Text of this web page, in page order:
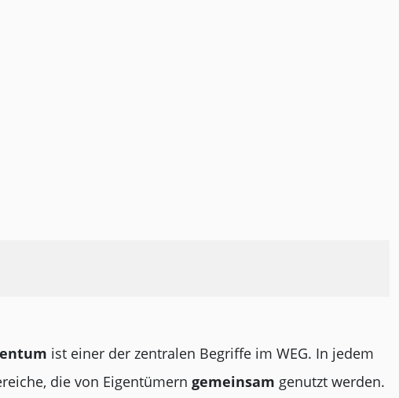
ist einer der zentralen Begriffe im WEG. In jedem
die von Eigentümern gemeinsam genutzt werden.